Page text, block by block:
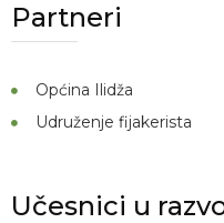
Partneri
Općina Ilidža
Udruženje fijakerista
Učesnici u